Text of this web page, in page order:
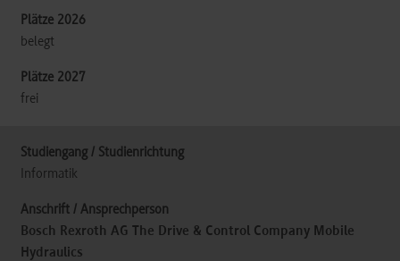
belegt
frei
Informatik
Bosch Rexroth AG The Drive & Control Company Mobile
Hydraulics